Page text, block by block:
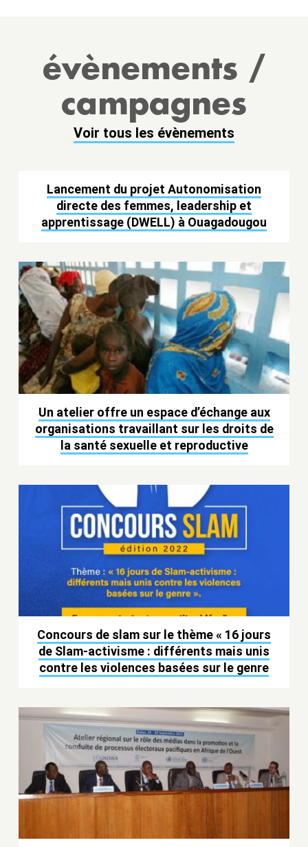
évènements /
campagnes
Voir tous les évènements
Lancement du projet Autonomisation
directe des femmes, leadership et
apprentissage (DWELL) à Ouagadougou
Un atelier offre un espace d’échange aux
organisations travaillant sur les droits de
la santé sexuelle et reproductive
Concours de slam sur le thème « 16 jours
de Slam-activisme : différents mais unis
contre les violences basées sur le genre